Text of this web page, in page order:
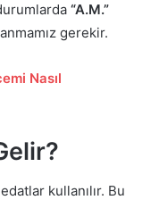
“A.M.”
gerekir.
Nasıl
kullanılır. Bu